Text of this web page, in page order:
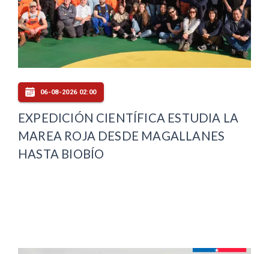
06-08-2026 02:00
EXPEDICIÓN CIENTÍFICA ESTUDIA LA
MAREA ROJA DESDE MAGALLANES
HASTA BIOBÍO